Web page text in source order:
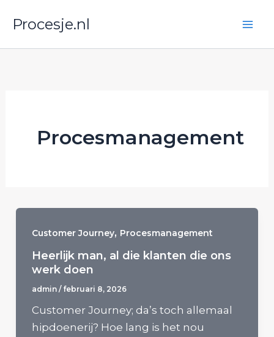
naarProcesje.nl
Procesmanagement
Customer Journey, Procesmanagement
Heerlijk man, al die klanten die ons
werk doen
admin / februari 8, 2026
Customer Journey; da’s toch allemaal
hipdoenerij? Hoe lang is het nou